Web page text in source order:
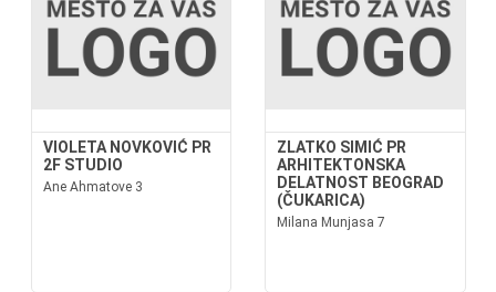
VIOLETA NOVKOVIĆ PR
2F STUDIO
Ane Ahmatove 3
ZLATKO SIMIĆ PR
ARHITEKTONSKA
DELATNOST BEOGRAD
(ČUKARICA)
Milana Munjasa 7